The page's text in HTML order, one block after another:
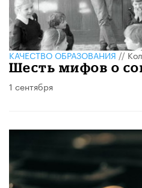
КАЧЕСТВО ОБРАЗОВАНИЯ//
Шесть мифов о
1 сентября